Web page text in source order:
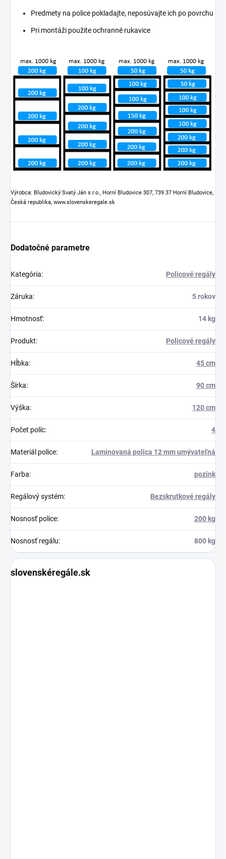
Predmety na police pokladajte, neposúvajte ich po povrchu
Pri montáži použite ochranné rukavice
Výrobca: Bludovický Svatý Ján s.r.o., Horní Bludovice 307, 739 37 Horní Bludovice,
Česká republika, www.slovenskeregale.sk
Dodatočné parametre
Kategória: Policové regály
Záruka: 5 rokov
Hmotnosť: 14 kg
Produkt: Policové regály
Hĺbka: 45 cm
Šírka: 90 cm
Výška: 120 cm
Počet políc: 4
Materiál police: Laminovaná polica 12 mm umývateľná
Farba: pozink
Regálový systém: Bezskrutkové regály
Nosnosť police: 200 kg
Nosnosť regálu: 800 kg
slovenskéregále.sk